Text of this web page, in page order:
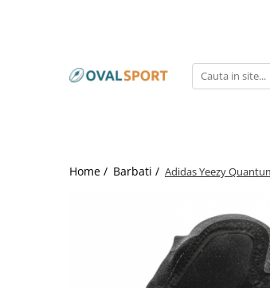
Imbracaminte
Imbracaminte
Home / Barbati / Adidas Yeezy